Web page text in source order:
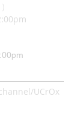
UCrOx